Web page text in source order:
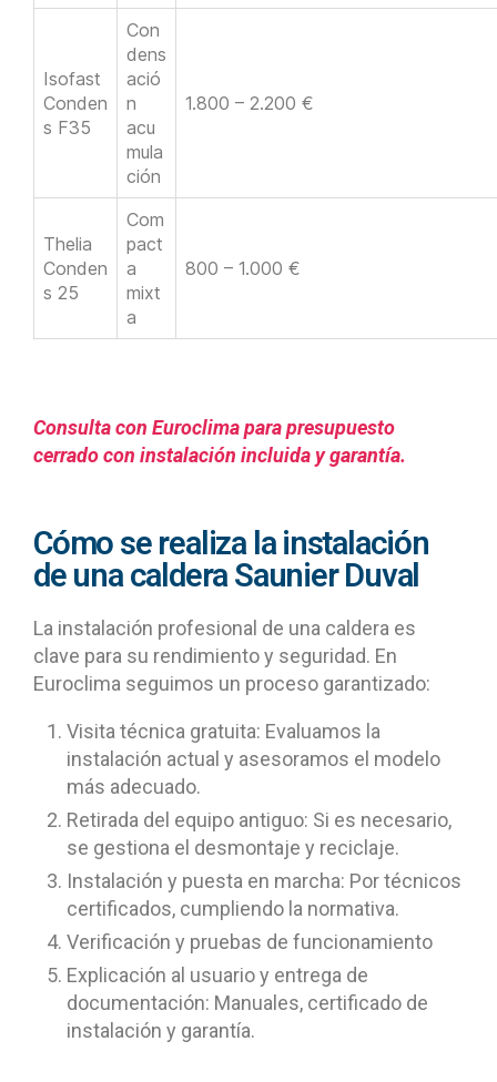
Isofast
Conden
s F35
Con
dens
ació
n
acu
mula
ción
1.800 – 2.200 €
Thelia
Conden
s 25
Com
pact
a
mixt
a
800 – 1.000 €
Consulta con Euroclima para presupuesto
cerrado con instalación incluida y garantía.
Cómo se realiza la instalación
de una caldera Saunier Duval
La instalación profesional de una caldera es
clave para su rendimiento y seguridad. En
Euroclima seguimos un proceso garantizado:
Visita técnica gratuita: Evaluamos la
instalación actual y asesoramos el modelo
más adecuado.
Retirada del equipo antiguo: Si es necesario,
se gestiona el desmontaje y reciclaje.
Instalación y puesta en marcha: Por técnicos
certificados, cumpliendo la normativa.
Verificación y pruebas de funcionamiento
Explicación al usuario y entrega de
documentación: Manuales, certificado de
instalación y garantía.